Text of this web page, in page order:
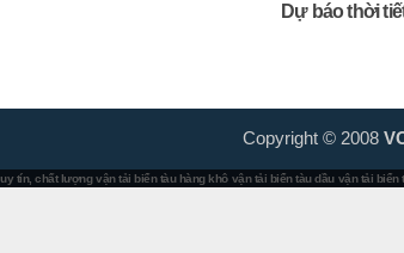
Dự báo thời
Copyright © 2008
tín, chất lượng vận tải biển tàu hàng khô vận tải biển tàu dầu vận tải biển